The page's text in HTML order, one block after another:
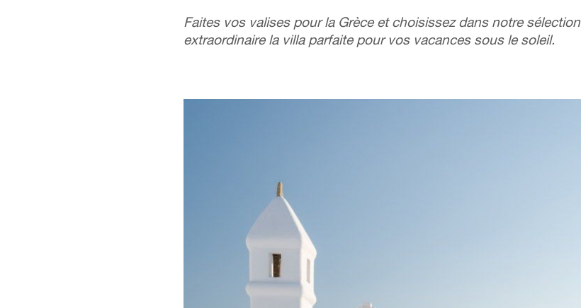
Faites vos valises pour la Grèce et choisissez dans notre sélection
extraordinaire la villa parfaite pour vos vacances sous le soleil.